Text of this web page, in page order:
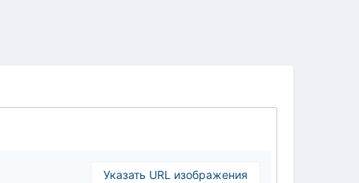
Указать URL изображения